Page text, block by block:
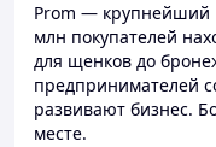
Prom — крупнейший
млн покупателей
для щенков до
предпринимателей
развивают бизнес.
месте.